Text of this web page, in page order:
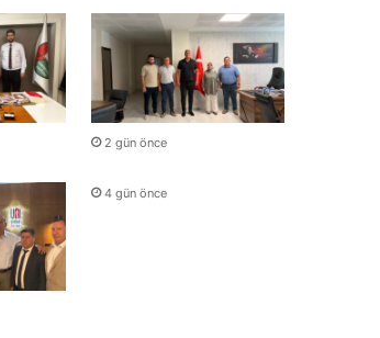
2 gün önce
4 gün önce